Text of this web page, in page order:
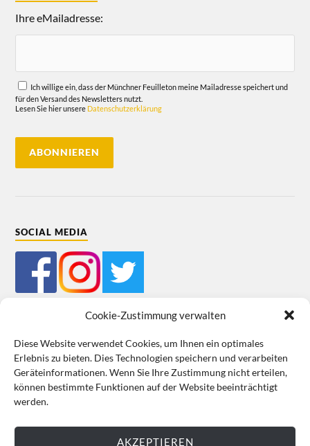
Cookie-Zustimmung verwalten
Diese Website verwendet Cookies, um Ihnen ein optimales
Erlebnis zu bieten. Dies Technologien speichern und verarbeiten
Geräteinformationen. Wenn Sie Ihre Zustimmung nicht erteilen,
können bestimmte Funktionen auf der Website beeinträchtigt
werden.
AKZEPTIEREN
Ihre eMailadresse:
Ich willige ein, dass der Münchner Feuilleton meine Mailadresse speichert und
für den Versand des Newsletters nutzt.
Lesen Sie hier unsere Datenschutzerklärung
SOCIAL MEDIA
Mein Bestellkonto Kundeninformationen Datenschutz
Cookie-Richtlinie (EU) Impressum
VERTRAG WIDERRUFEN